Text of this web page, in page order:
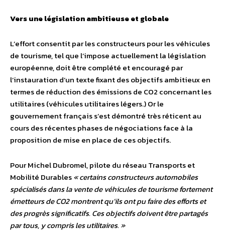
Vers une législation ambitieuse et globale
L’effort consentit par les constructeurs pour les véhicules
de tourisme, tel que l’impose actuellement la législation
européenne, doit être complété et encouragé par
l’instauration d’un texte fixant des objectifs ambitieux en
termes de réduction des émissions de CO2 concernant les
utilitaires (véhicules utilitaires légers.) Or le
gouvernement français s’est démontré très réticent au
cours des récentes phases de négociations face à la
proposition de mise en place de ces objectifs.
Pour Michel Dubromel, pilote du réseau Transports et
Mobilité Durables« certains constructeurs automobiles
spécialisés dans la vente de véhicules de tourisme fortement
émetteurs de CO2 montrent qu’ils ont pu faire des efforts et
des progrès significatifs. Ces objectifs doivent être partagés
par tous, y compris les utilitaires. »